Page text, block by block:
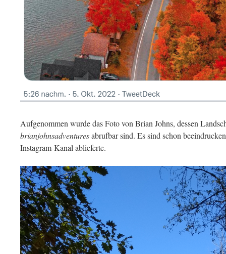
Aufgenommen wurde das Foto von Brian Johns, dessen
brianjohnsadventuresabrufbar sind. Es sind schon
Instagram-Kanal ablieferte.